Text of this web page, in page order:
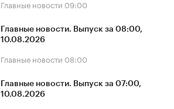
Главные новости 09:00
Главные новости. Выпуск за 08:00,
10.08.2026
Главные новости 08:00
Главные новости. Выпуск за 07:00,
10.08.2026